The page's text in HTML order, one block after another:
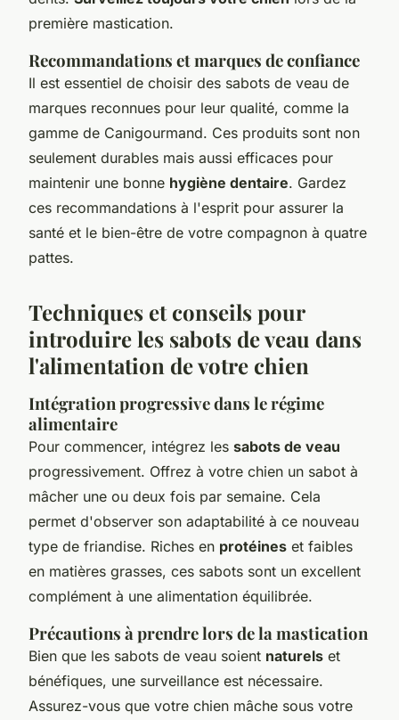
première mastication.
Recommandations et marques de confiance
Il est essentiel de choisir des sabots de veau de
marques reconnues pour leur qualité, comme la
gamme de Canigourmand. Ces produits sont non
seulement durables mais aussi efficaces pour
maintenir une bonne hygiène dentaire. Gardez
ces recommandations à l'esprit pour assurer la
santé et le bien-être de votre compagnon à quatre
pattes.
Techniques et conseils pour
introduire les sabots de veau dans
l'alimentation de votre chien
Intégration progressive dans le régime
alimentaire
Pour commencer, intégrez les sabots de veau
progressivement. Offrez à votre chien un sabot à
mâcher une ou deux fois par semaine. Cela
permet d'observer son adaptabilité à ce nouveau
type de friandise. Riches en protéines et faibles
en matières grasses, ces sabots sont un excellent
complément à une alimentation équilibrée.
Précautions à prendre lors de la mastication
Bien que les sabots de veau soient naturels et
bénéfiques, une surveillance est nécessaire.
Assurez-vous que votre chien mâche sous votre